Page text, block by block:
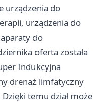
urządzenia do
urządzenia do
do
oferta została
Indukcyjna
drenaż limfatyczny
temu dział może